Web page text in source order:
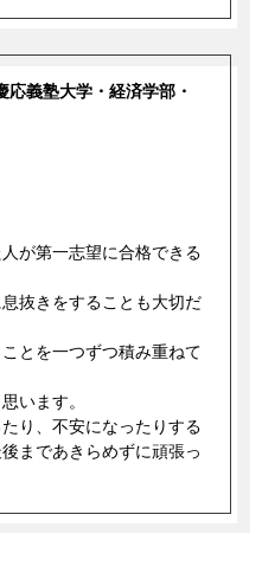
応義塾大学・経済学部・
が第一志望に合格できる
抜きをすることも大切だ
とを一つずつ積み重ねて
います。
り、不安になったりする
まであきらめずに頑張っ